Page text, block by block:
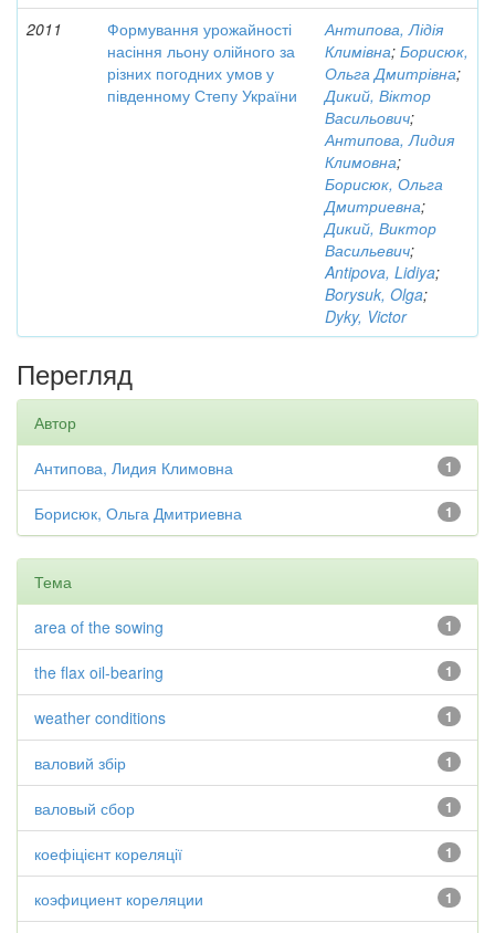
2011
Формування урожайності
насіння льону олійного за
різних погодних умов у
південному Степу України
Антипова, Лідія
Климівна; Борисюк,
Ольга Дмитрівна;
Дикий, Віктор
Васильович;
Антипова, Лидия
Климовна;
Борисюк, Ольга
Дмитриевна;
Дикий, Виктор
Васильевич;
Antipova, Lidiya;
Borysuk, Olga;
Dyky, Victor
Перегляд
Автор
1
Антипова, Лидия Климовна
1
Борисюк, Ольга Дмитриевна
Тема
1
area of the sowing
1
the flax oil-bearing
1
weather conditions
1
валовий збір
1
валовый сбор
1
коефіцієнт кореляції
1
коэфициент кореляции